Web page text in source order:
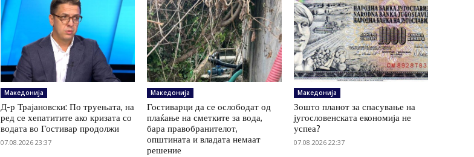
Македонија
Д-р Трајановски: По труењата, на
ред се хепатитите ако кризата со
водата во Гостивар продолжи
07.08.2026 23:37
Македонија
Гостиварци да се ослободат од
плаќање на сметките за вода,
бара правобранителот,
општината и владата немаат
решение
Македонија
Зошто планот за спасување на
југословенската економија не
успеа?
07.08.2026 22:37